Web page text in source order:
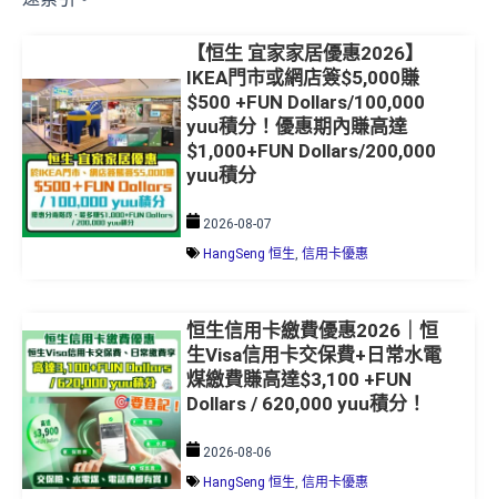
【恒生 宜家家居優惠2026】
IKEA門市或網店簽$5,000賺
$500 +FUN Dollars/100,000
yuu積分！優惠期內賺高達
$1,000+FUN Dollars/200,000
yuu積分
2026-08-07
HangSeng 恒生, 信用卡優惠
恒生信用卡繳費優惠2026｜恒
生Visa信用卡交保費+日常水電
煤繳費賺高達$3,100 +FUN
Dollars / 620,000 yuu積分！
2026-08-06
HangSeng 恒生 信用卡優惠